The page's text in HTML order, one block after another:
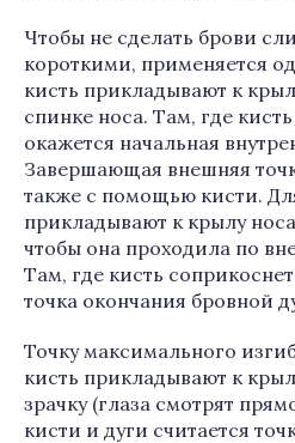
Чтобы не сделать брови
короткими, применяется
кисть прикладывают к
спинке носа. Там, где
окажется начальная
Завершающая внешняя
также с помощью кисти.
прикладывают к крылу
чтобы она проходила по
Там, где кисть
точка окончания бровной
Точку максимального
кисть прикладывают к
зрачку (глаза смотрят
кисти и дуги считается